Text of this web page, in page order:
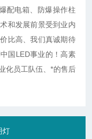
配电箱、防爆操作柱
和发展前景受到业内
比高、我们真诚期待
国LED事业的！高素
化员工队伍、*的售后
灯